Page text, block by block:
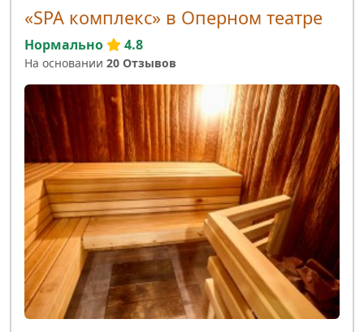
«SPA комплекс» в Оперном театре
Нормально 4.8
На основании 20 Отзывов